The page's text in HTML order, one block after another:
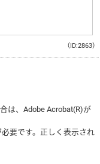
（ID:2863）
は、Adobe Acrobat(R)が
必要です。正しく表示され